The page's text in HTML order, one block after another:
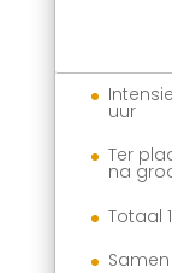
uur
Ter
na
Totaal